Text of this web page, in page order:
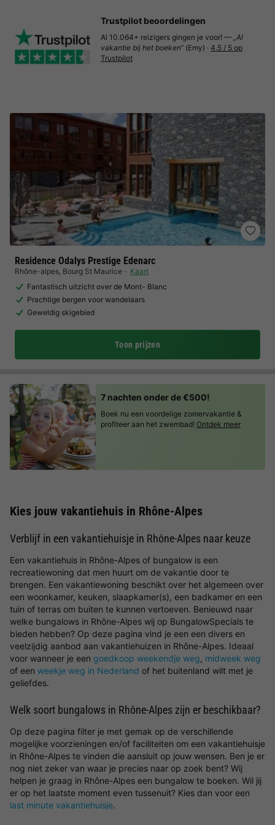
Residence Odalys Prestige Edenarc
Rhône-alpes, Bourg St Maurice
Kaart
Fantastisch uitzicht over de Mont- Blanc
Prachtige bergen voor wandelaars
Geweldig skigebied
Toon prijzen
Trustpilot beoordelingen
Al 10.064+ reizigers gingen je voor! — „Al
vakantie bij het boeken“ (Emy) · 4.5 / 5 op
Trustpilot
7 nachten onder de €500!
Boek nu een voordelige zomervakantie &
profiteer aan het zwembad! Ontdek meer
Kies jouw vakantiehuis in Rhône-Alpes
Verblijf in een vakantiehuisje in Rhône-Alpes naar keuze
Een vakantiehuis in Rhône-Alpes of bungalow is een
recreatiewoning dat men huurt om de vakantie door te
brengen. Een vakantiewoning beschikt over het algemeen over
een woonkamer, keuken, slaapkamer(s), een badkamer en een
tuin of terras om buiten te kunnen vertoeven. Benieuwd naar
welke bungalows in Rhône-Alpes wij op BungalowSpecials te
bieden hebben? Op deze pagina vind je een een divers en
veelzijdig aanbod aan vakantiehuizen in Rhône-Alpes. Ideaal
voor wanneer je een goedkoop weekendje weg, midweek weg
of een weekje weg in Nederland of het buitenland wilt met je
geliefdes.
Welk soort bungalows in Rhône-Alpes zijn er beschikbaar?
Op deze pagina filter je met gemak op de verschillende
mogelijke voorzieningen en/of faciliteiten om een vakantiehuisje
in Rhône-Alpes te vinden die aansluit op jouw wensen. Ben je er
nog niet zeker van waar je precies naar op zoek bent? Wij
helpen je graag in Rhône-Alpes een bungalow te boeken. Wil jij
er op het laatste moment even tussenuit? Kies dan voor een
last minute vakantiehuisje.